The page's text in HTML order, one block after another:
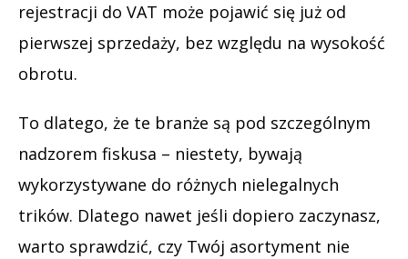
rejestracji do VAT może pojawić się już od
pierwszej sprzedaży, bez względu na wysokość
obrotu.
To dlatego, że te branże są pod szczególnym
nadzorem fiskusa – niestety, bywają
wykorzystywane do różnych nielegalnych
trików. Dlatego nawet jeśli dopiero zaczynasz,
warto sprawdzić, czy Twój asortyment nie